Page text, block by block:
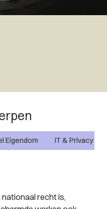
Eigendom IT & Privacy
recht is,